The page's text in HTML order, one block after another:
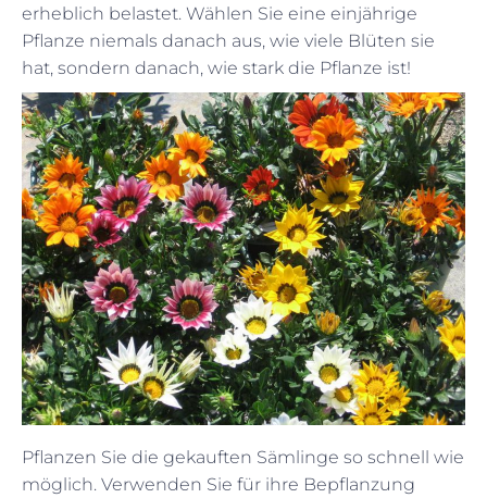
erheblich belastet. Wählen Sie eine einjährige
Pflanze niemals danach aus, wie viele Blüten sie
hat, sondern danach, wie stark die Pflanze ist!
Pflanzen Sie die gekauften Sämlinge so schnell wie
möglich. Verwenden Sie für ihre Bepflanzung